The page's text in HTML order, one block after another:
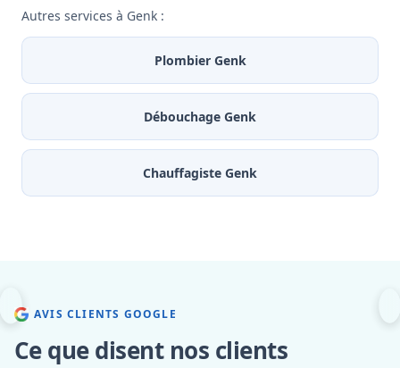
Autres services à Genk :
Plombier Genk
Débouchage Genk
Chauffagiste Genk
AVIS CLIENTS GOOGLE
Ce que disent nos clients